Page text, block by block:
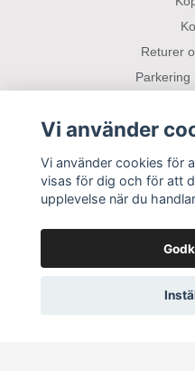
Returer
Parkering
Vi använder
Vi använder cookies för
visas för dig och för att
upplevelse när du